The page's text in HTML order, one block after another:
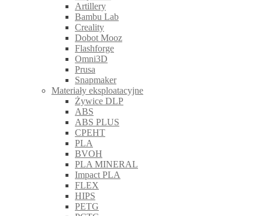
Artillery
Bambu Lab
Creality
Dobot Mooz
Flashforge
Omni3D
Prusa
Snapmaker
Materiały eksploatacyjne
Żywice DLP
ABS
ABS PLUS
CPEHT
PLA
BVOH
PLA MINERAL
Impact PLA
FLEX
HIPS
PETG